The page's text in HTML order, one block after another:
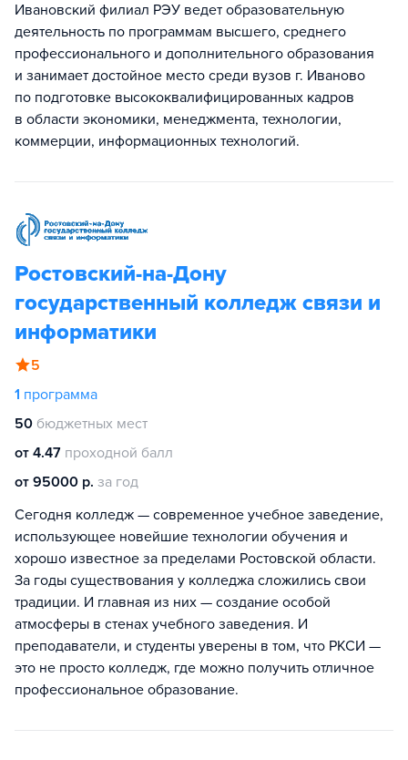
Ивановский филиал РЭУ ведет образовательную
деятельность по программам высшего, среднего
профессионального и дополнительного образования
и занимает достойное место среди вузов г. Иваново
по подготовке высококвалифицированных кадров
в области экономики, менеджмента, технологии,
коммерции, информационных технологий.
Ростовский-на-Дону
государственный колледж связи и
информатики
5
1 программа
50 бюджетных мест
от 4.47 проходной балл
от 95000 р. за год
Сегодня колледж — современное учебное заведение,
использующее новейшие технологии обучения и
хорошо известное за пределами Ростовской области.
За годы существования у колледжа сложились свои
традиции. И главная из них — создание особой
атмосферы в стенах учебного заведения. И
преподаватели, и студенты уверены в том, что РКСИ —
это не просто колледж, где можно получить отличное
профессиональное образование.